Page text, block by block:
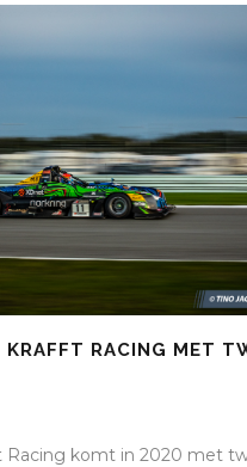
RACING MET
Racing komt in 2020 met